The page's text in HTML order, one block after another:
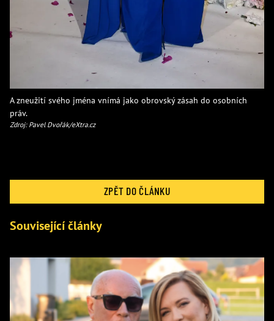
A zneužití svého jména vnímá jako obrovský zásah do osobních
práv.
Zdroj: Pavel Dvořák/eXtra.cz
ZPĚT DO ČLÁNKU
Související články